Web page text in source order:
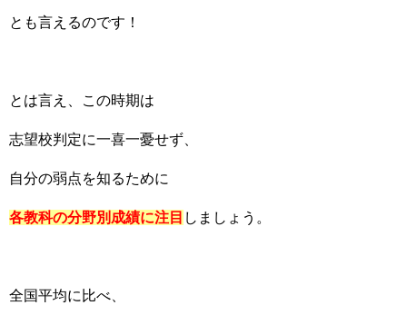
とも言えるのです！
とは言え、この時期は
志望校判定に一喜一憂せず、
自分の弱点を知るために
各教科の分野別成績に注目 しましょう。
全国平均に比べ、